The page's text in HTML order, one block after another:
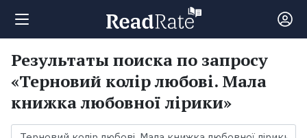
Поиск
Новости
Результаты поиска по запросу
«Терновий колір любові. Мала
книжка любовної лірики»